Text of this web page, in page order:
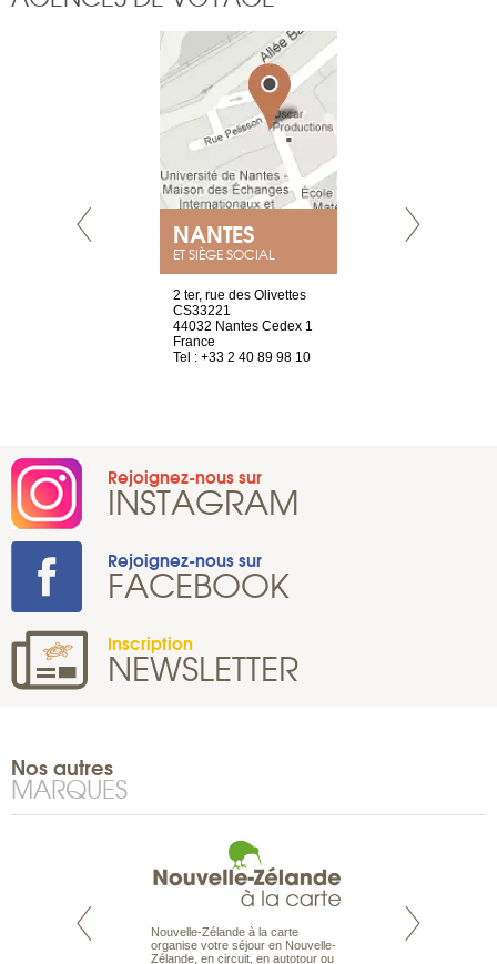
NANTES
ET SIÈGE SOCIAL
2 ter, rue des Olivettes
CS33221
44032 Nantes Cedex 1
France
Tel : +33 2 40 89 98 10
Rejoignez-nous sur
INSTAGRAM
Rejoignez-nous sur
FACEBOOK
Inscription
NEWSLETTER
Nos autres
MARQUES
est le spécialiste
Nouvelle-Zélande à la carte
organise votre séjour en Nouvelle-
Zélande, en circuit, en autotour ou
Notre site